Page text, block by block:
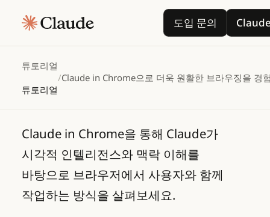
도입 문의
도입 문의
튜토리얼
튜토리얼
/Claude in Chrome으로 더욱 원활한 브라우징을 경
Claude in
Chrome으로 더욱
원활한 브라우징을
경험해 보세요
Claude in Chrome을 통해 Claude가
시각적 인텔리전스와 맥락 이해를
바탕으로 브라우저에서 사용자와 함께
작업하는 방식을 살펴보세요.